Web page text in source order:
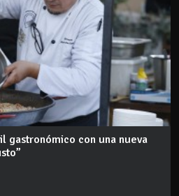
gastronómico con una nueva